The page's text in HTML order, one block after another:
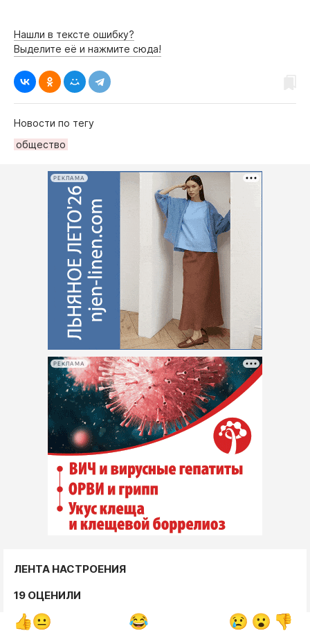
Нашли в тексте ошибку?
Выделите её и нажмите сюда!
Новости по тегу
общество
РЕКЛАМА
РЕКЛАМА
ЛЕНТА НАСТРОЕНИЯ
19 ОЦЕНИЛИ